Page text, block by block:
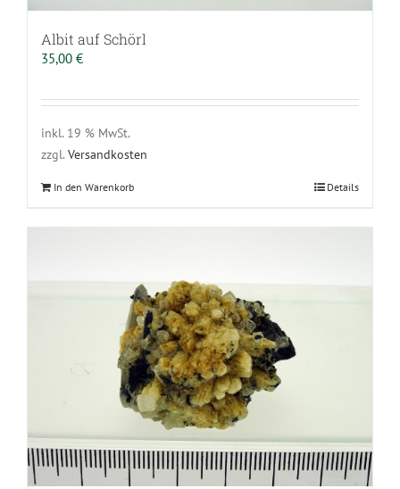
Albit auf Schörl
35,00 €
inkl. 19 % MwSt.
zzgl. Versandkosten
In den Warenkorb Details